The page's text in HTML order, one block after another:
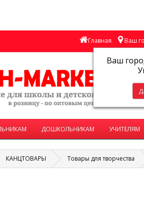
Главная Ваш
Ваш
ДОШКОЛЬНИКАМ УЧИТЕЛЯМ
КАНЦТОВАРЫ Товары для творчества